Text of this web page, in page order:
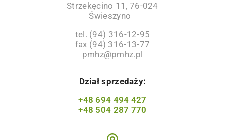
Strzekęcino 11, 76-024
Świeszyno
tel. (94) 316-12-95
fax (94) 316-13-77
pmhz@pmhz.pl
Dział sprzedaży:
+48 694 494 427
+48 504 287 770